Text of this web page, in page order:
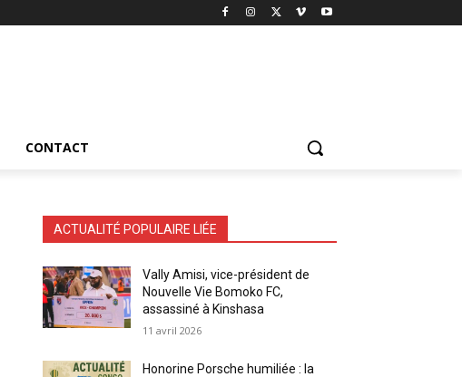
CONTACT
ACTUALITÉ POPULAIRE LIÉE
Vally Amisi, vice-président de
Nouvelle Vie Bomoko FC,
assassiné à Kinshasa
11 avril 2026
Honorine Porsche humiliée : la